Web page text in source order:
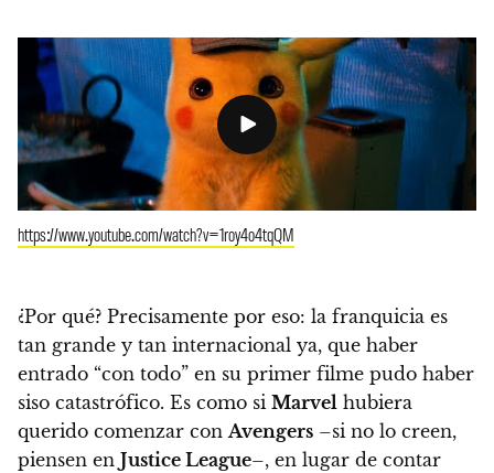
https://www.youtube.com/watch?v=1roy4o4tqQM
¿Por qué? Precisamente por eso: la franquicia es
tan grande y tan internacional ya, que haber
entrado “con todo” en su primer filme pudo haber
siso catastrófico. Es como si Marvel hubiera
querido comenzar conAvengers –si no lo creen,
piensen en Justice League–, en lugar de contar